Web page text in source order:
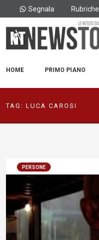
Segnala Rubriche
HOME PRIMO PIANO
TAG: LUCA CAROSI
PERSONE